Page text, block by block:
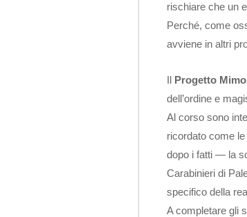
rischiare che un
Perché, come
avviene in altri
Progetto
dell’ordine e
Al corso sono
ricordato come
dopo i fatti — la
Carabinieri di
specifico della
A completare gli